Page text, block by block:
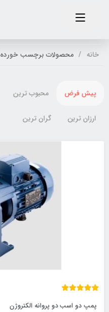
خانه محصولات برچسب خورده
پیش فرض محبوب ترین
ارزان ترین گران ترین
پمپ دو اسب دو پروانه الکتروژن